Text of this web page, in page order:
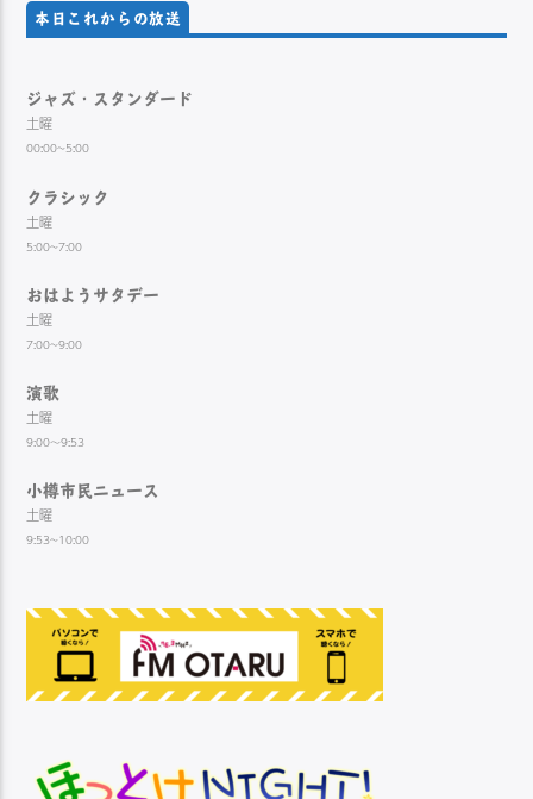
本日これからの放送
ジャズ・スタンダード
土曜
00:00~5:00
クラシック
土曜
5:00~7:00
おはようサタデー
土曜
7:00~9:00
演歌
土曜
9:00～9:53
小樽市民ニュース
土曜
9:53~10:00